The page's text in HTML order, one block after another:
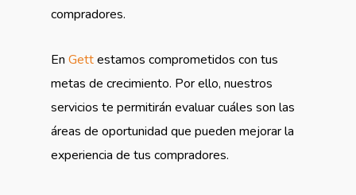
compradores.
En Gettestamos comprometidos con tus
metas de crecimiento. Por ello, nuestros
servicios te permitirán evaluar cuáles son las
áreas de oportunidad que pueden mejorar la
experiencia de tus compradores.